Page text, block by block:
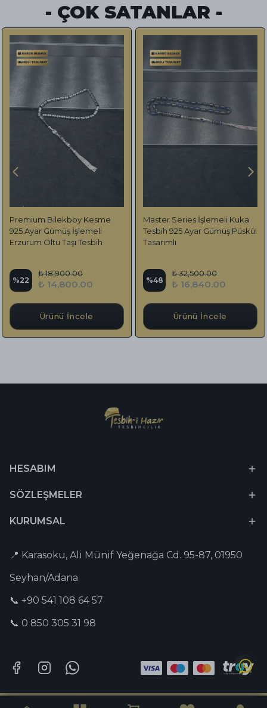
- ÇOK SATANLAR -
Premium Bilekboy Kesme
925 Ayar Gümüş İşlemeli
Erzurum Oltu Taşı Tesbih
%22
₺ 18,900.00
₺ 14,800.00
Ürünü İncele
Master Series İşlemeli Kuka
Tesbih 925 Ayar Gümüş Püskül
Tasarımlı
%48
₺ 32,500.00
₺ 16,840.00
Ürünü İncele
HESABIM
SÖZLEŞMELER
KURUMSAL
📍 Karasoku, Ali Münif Yeğenağa Cd. 95-87, 01950
Seyhan/Adana
📞 +90 541 108 64 57
📞 0 850 305 31 98